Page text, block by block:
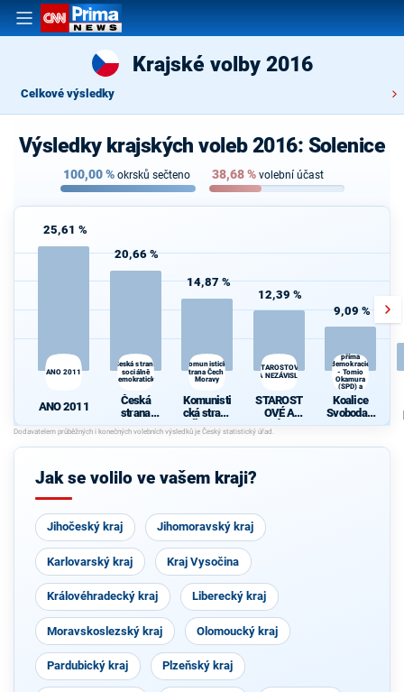
Krajské volby 2016
Celkové výsledky
Výsledky krajských voleb 2016: Solenice
100,00% okrsků sečteno 38,68% volební účast
25,61 %
ANO 2011
ANO 2011
20,66 %
Česká strana
sociálně
demokratická
Česká
strana
sociálně
demokrati
cká
14,87 %
Komunistická
strana Čech a
Moravy
Komunisti
cká strana
Čech a
Moravy
12,39 %
STAROSTOVÉ
A NEZÁVISLÍ
STAROST
OVÉ A
NEZÁVISL
9,09 %
přímá
demokracie
- Tomio
Okamura
(SPD) a
Strana Práv
Občanů
Koalice
Svoboda a
přímá
e - Tomio
Jak se volilo ve vašem kraji?
Jihočeský kraj Jihomoravský kraj
Karlovarský kraj Kraj Vysočina
Královéhradecký kraj Liberecký kraj
Moravskoslezský kraj Olomoucký kraj
Pardubický kraj Plzeňský kraj